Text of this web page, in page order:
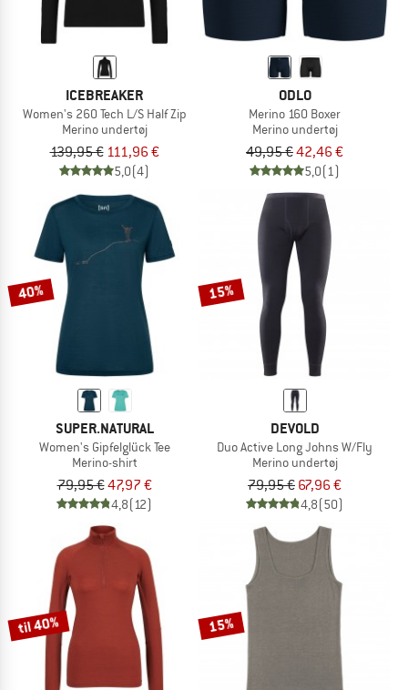
ICEBREAKER
Women's 260 Tech L/S Half Zip
Merino undertøj
139,95 € 111,96 €
5,0(4)
ODLO
Merino 160 Boxer
Merino undertøj
49,95 €42,46 €
5,0(1)
40%
SUPER.NATURAL
Women's Gipfelglück Tee
Merino-shirt
79,95 €47,97 €
4,8(12)
15%
DEVOLD
Duo Active Long Johns W/Fly
Merino undertøj
79,95 € 67,96 €
4,8(50)
til 40% 15%